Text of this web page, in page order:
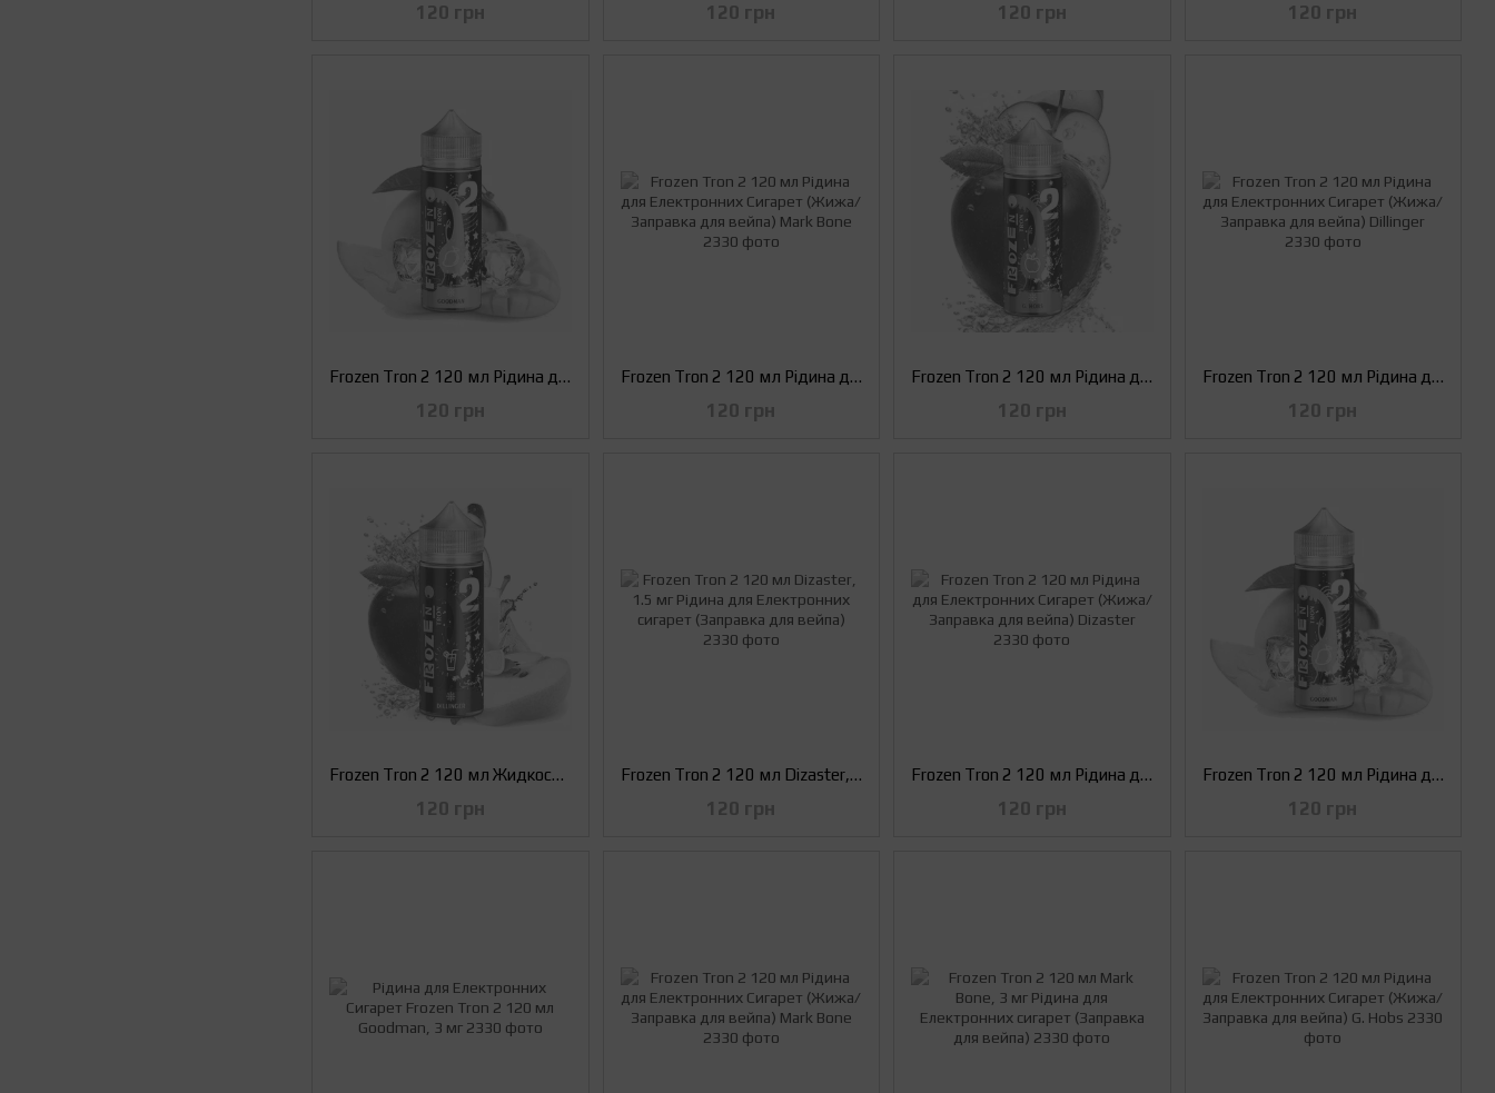
120 грн 120 грн 120 грн 120 грн
Frozen Tron 2 120 мл Рідина для Електронних Сигарет (Жижа/Заправка для вейпа) Goodman
120 грн
Frozen Tron 2 120 мл Рідина для Електронних Сигарет (Жижа/Заправка для вейпа) Mark Bone
120 грн
Frozen Tron 2 120 мл Рідина для Електронних Сигарет (Жижа/Заправка для вейпа) G. Hobs
120 грн
Frozen Tron 2 120 мл Рідина для Електронних Сигарет (Жижа/Заправка для вейпа) Dillinger
120 грн
Frozen Tron 2 120 мл Жидкость для Электронных Сигарет (Жижа/Заправка для вейпа) Dillinger
120 грн
Frozen Tron 2 120 мл Dizaster, 1.5 мг Рідина для Електронних сигарет (Заправка для вейпа)
120 грн
Frozen Tron 2 120 мл Рідина для Електронних Сигарет (Жижа/Заправка для вейпа) Dizaster
120 грн
Frozen Tron 2 120 мл Рідина для Електронних Сигарет (Жижа/Заправка для вейпа) Goodman
120 грн